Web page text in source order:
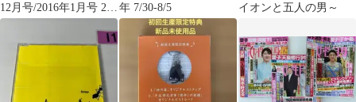
12月号/2016年1月号 2冊
セット V6 錦戸亮
年 7/30-8/5
イオンと五人の男～